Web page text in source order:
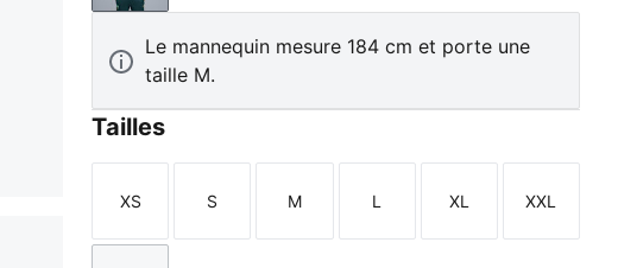
Le mannequin mesure 184 cm et porte une
taille M.
Tailles
Taille
XS
Taille
S
Taille
M
Taille
L
Taille
XL
Taille
XXL